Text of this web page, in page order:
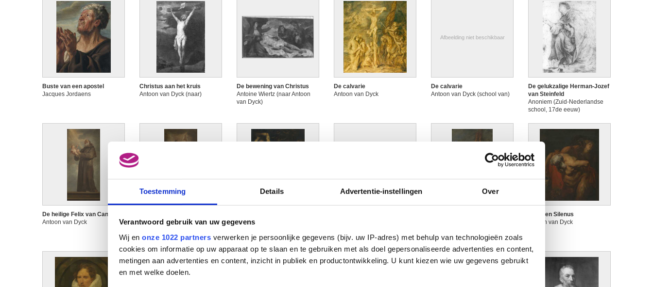
Toestemming Details Advertentie-instellingen Over
Verantwoord gebruik van uw gegevens
Wij en onze 1022 partners verwerken je persoonlijke gegevens (bijv. uw IP-adres) met behulp van technologieën zoals
cookies om informatie op uw apparaat op te slaan en te gebruiken met als doel gepersonaliseerde advertenties en content,
metingen aan advertenties en content, inzicht in publiek en productontwikkeling. U kunt kiezen wie uw gegevens gebruikt
en met welke doelen.
Buste van een apostel
Jacques Jordaens
Christus aan het kruis
Antoon van Dyck (naar)
De bewening van Christus
Antoine Wiertz (naar Antoon
van Dyck)
De calvarie
Antoon van Dyck
Afbeelding niet beschikbaar
De calvarie
Antoon van Dyck (school van)
De gelukzalige Herman-Jozef
van Steinfeld
Anoniem (Zuid-Nederlandse
school, 17de eeuw)
De heilige Felix van Cantalicië
Antoon van Dyck
Assisi
Willem Panneels (?)
(toegeschreven aan)
Dronken Silenus
Antoon van Dyck